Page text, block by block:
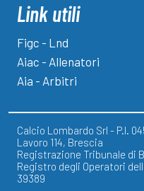
Link utili
Figc - Lnd
Aiac - Allenatori
Aia - Arbitri
Calcio Lombardo Srl - P.I.
Lavoro 114, Brescia
Registrazione Tribunale di
Registro degli Operatori
39389